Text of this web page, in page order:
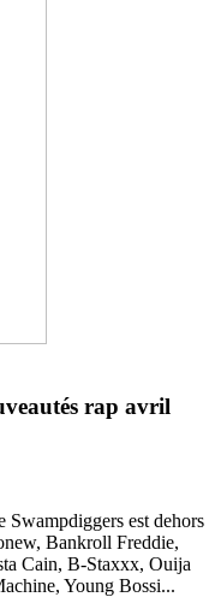
rap avril
Swampdiggers est dehors
Bankroll Freddie,
Cain, B-Staxxx, Ouija
Young Bossi...